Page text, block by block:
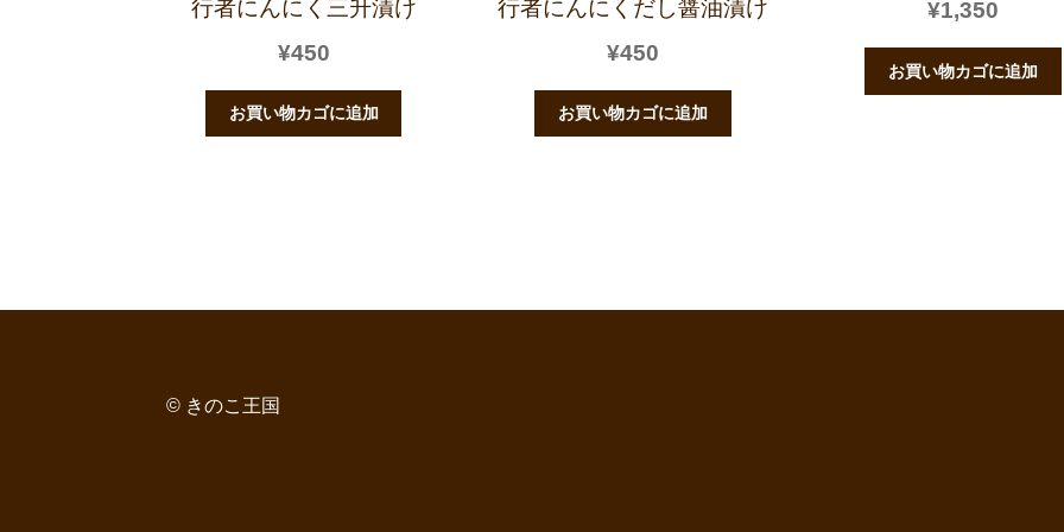
行者にんにく三升漬け
¥450
お買い物カゴに追加
行者にんにくだし醤油漬け
¥450
お買い物カゴに追加
¥1,350
お買い物カゴに追加
© きのこ王国